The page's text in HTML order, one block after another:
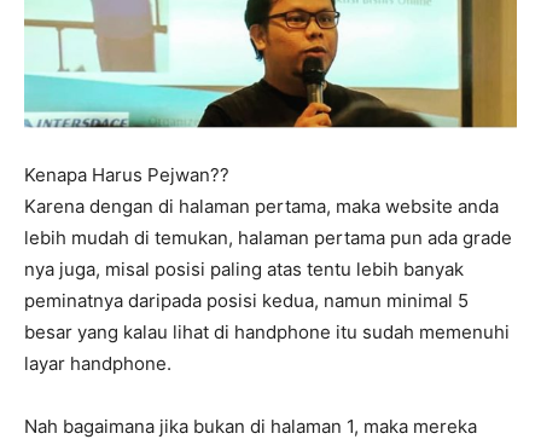
Kenapa Harus Pejwan??
Karena dengan di halaman pertama, maka website anda
lebih mudah di temukan, halaman pertama pun ada grade
nya juga, misal posisi paling atas tentu lebih banyak
peminatnya daripada posisi kedua, namun minimal 5
besar yang kalau lihat di handphone itu sudah memenuhi
layar handphone.
Nah bagaimana jika bukan di halaman 1, maka mereka